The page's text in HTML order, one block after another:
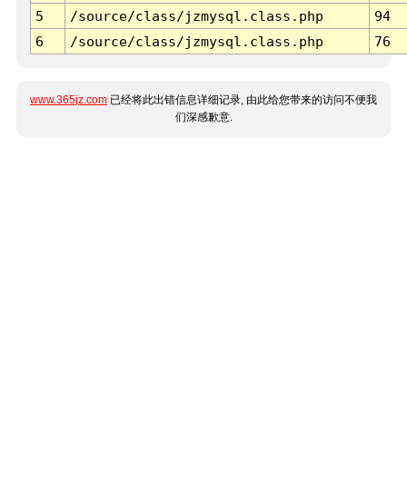
5
/source/class/jzmysql.class.php
94
6
/source/class/jzmysql.class.php 76
www.365jz.com 已经将此出错信息详细记录, 由此给您带来的访问不便我
们深感歉意.